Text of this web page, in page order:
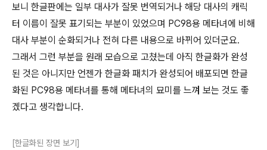
보니 한글판에는 일부 대사가 잘못 번역되거나 해당 대사의 캐릭
터 이름이 잘못 표기되는 부분이 있었으며 PC98용 메타녀에 비해
대사 부분이 순화되거나 전혀 다른 내용으로 바뀌어 있더군요.
그래서 그런 부분을 원래 모습으로 고쳤는데 아직 한글화가 완성
된 것은 아니지만 언젠가 한글화 패치가 완성되어 배포되면 한글
화된 PC98용 메타녀를 통해 메타녀의 묘미를 느껴 보는 것도 좋
겠다고 생각합니다.
[한글화된 장면 보기]